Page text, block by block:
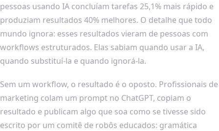
pessoas usando IA concluíam tarefas 25,1% mais rápido e
produziam resultados 40% melhores. O detalhe que todo
mundo ignora: esses resultados vieram de pessoas com
workflows estruturados. Elas sabiam quando usar a IA,
quando substituí-la e quando ignorá-la.
Sem um workflow, o resultado é o oposto. Profissionais de
marketing colam um prompt no ChatGPT, copiam o
resultado e publicam algo que soa como se tivesse sido
escrito por um comitê de robôs educados: gramática